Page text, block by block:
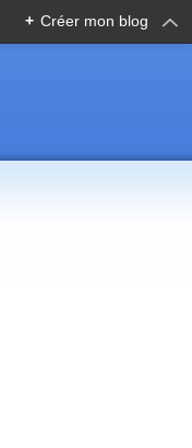
+ Créer mon blog